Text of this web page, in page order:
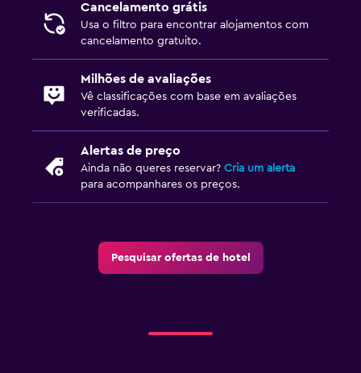
Almofada de penas
Tomada junto à cama
Suporte para cabides
Roupeiro ou armário
Saúde e segurança
Cancelamento grátis
Usa o filtro para encontrar alojamentos com
cancelamento gratuito.
Milhões de avaliações
Vê classificações com base em avaliações
verificadas.
Alertas de preço
Ainda não queres reservar? Cria um alerta
para acompanhares os preços.
Pesquisar ofertas de hotel